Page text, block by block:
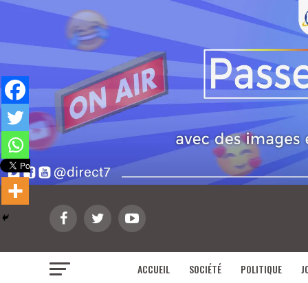
ACCUEIL SOCIÉTÉ POLITIQUE